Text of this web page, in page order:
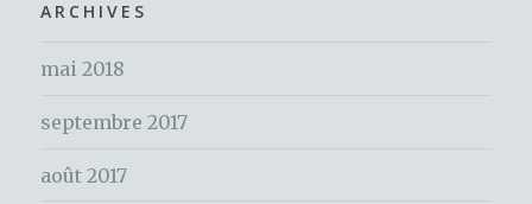
k
h
r
e
ARCHIVES
mai 2018
septembre 2017
août 2017